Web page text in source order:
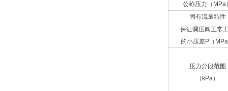
公称压力（MPa
固有流量特性
保证调压阀正常
的小压差P（
压力分段范围
（kPa）